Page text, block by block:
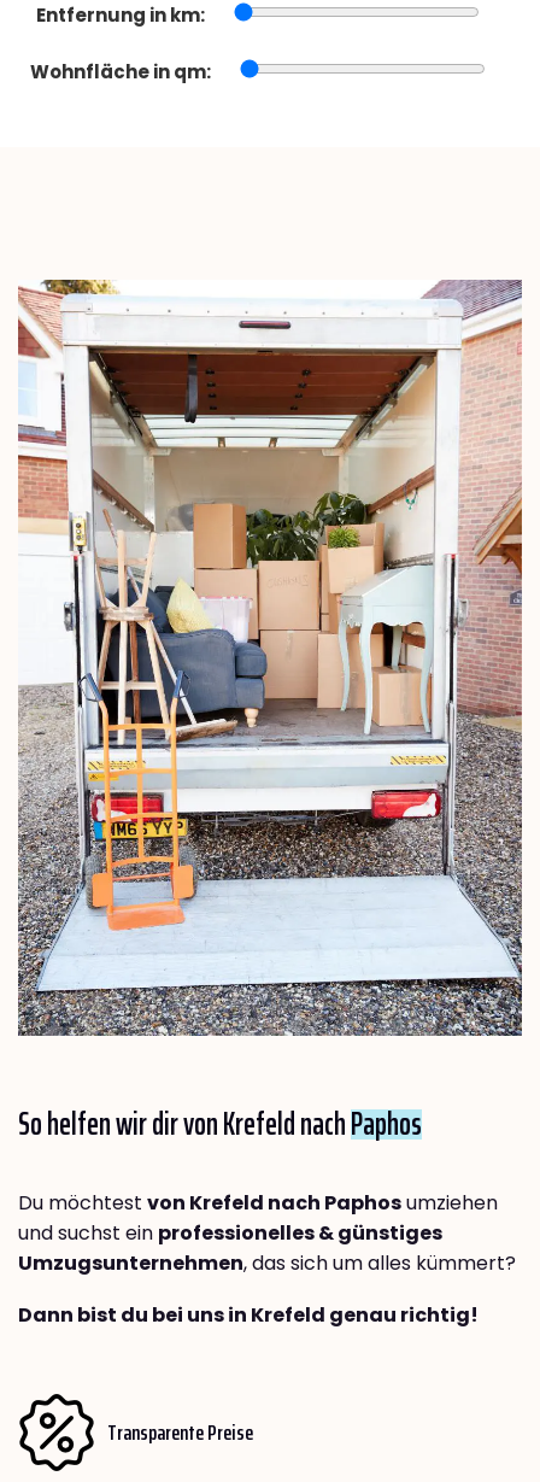
Entfernung in km:
Wohnfläche in qm:
So helfen wir dir von Krefeld nachPaphos
Du möchtest von Krefeld nach Paphosumziehen
und suchst ein professionelles & günstiges
Umzugsunternehmen, das sich um alles kümmert?
Dann bist du bei uns in Krefeld genau richtig!
Transparente Preise